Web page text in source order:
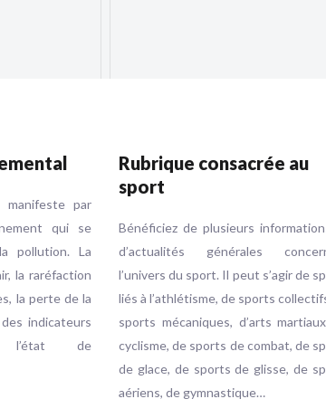
manifeste par
qui se
pollution. La
la raréfaction
la perte de la
indicateurs
l’état de
Rubrique consacrée au
sport
Bénéficiez de plusieurs
d’actualités générales
l’univers du sport. Il peut s’agir de
liés à l’athlétisme, de sports
sports mécaniques, d’arts
cyclisme, de sports de combat, de
de glace, de sports de glisse, de
aériens, de gymnastique…